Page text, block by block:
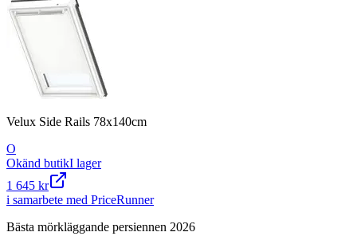
Velux Side Rails 78x140cm
O
Okänd butikI lager
1 645 kr
i samarbete med PriceRunner
Bästa mörkläggande persiennen 2026